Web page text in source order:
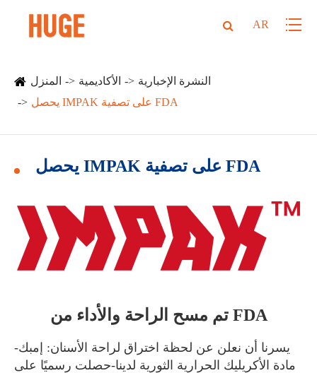
AR
المنزل الأكاديمية
النشرة الإخبارية
يحصل IMPAK على تصفية FDA
يحصل IMPAK على تصفية FDA
تم مسح الراحة والأداء من FDA
يسرنا أن نعلن عن لحظة اختراق لراحة الأسنان: إمبك-
مادة الأكريليك الحرارية الثورية لدينا-حصلت رسميًا على